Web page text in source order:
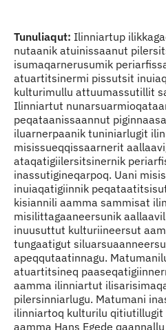
Kalaallit oqaasiinik
Tunuliaqut: Ilinniartup
nutaanik atuinissaanut
isumaqarnerusumik
atuartitsinermi pissutsit
kulturimullu attuumassutillit
Ilinniartut
peqataanissaannut
iluarnerpaanik tuniniarlugit
misissueqqissaarnerit
ataqatigiilersitsinernik
inassutigineqarpoq. Uani
inuiaqatigiinnik
kisiannili aamma sammisat
misilittagaaneersunik
inuusuttut kulturiineersut
tungaatigut
apeqqutaatinnagu.
atuartitsineq
aamma ilinniartut
pilersinniarlugu. Matumani
ilinniartoq kulturilu
aamma Hans Egede